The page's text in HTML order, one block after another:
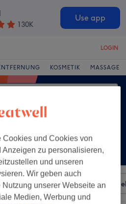
130K
Use app
LOGIN
KOSMETIK MASSAGE
Salons
und Cookies von
Anzeigen zu personalisieren,
und unseren
Wir geben auch
unserer Webseite an
Medien, Werbung und